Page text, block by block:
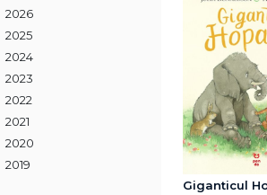
2026
2025
2024
2023
2022
2021
2020
2019
Giganticul